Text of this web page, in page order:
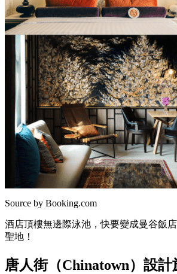
Source by Booking.com
酒店頂樓無邊際泳池，快要變成曼谷飯
聖地！
唐人街（Chinatown）設計